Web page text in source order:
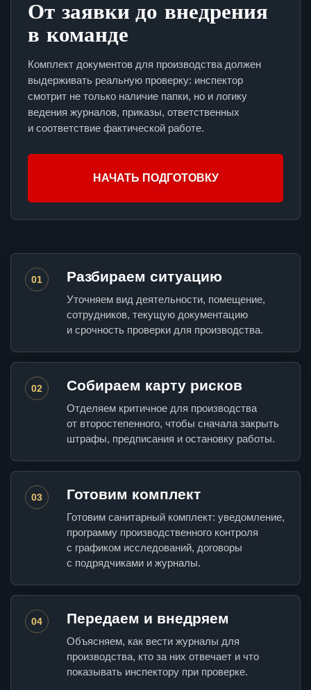
От заявки до внедрения
в команде
Комплект документов для производства должен
выдерживать реальную проверку: инспектор
смотрит не только наличие папки, но и логику
ведения журналов, приказы, ответственных
и соответствие фактической работе.
НАЧАТЬ ПОДГОТОВКУ
01 Разбираем ситуацию
Уточняем вид деятельности, помещение,
сотрудников, текущую документацию
и срочность проверки для производства.
02 Собираем карту рисков
Отделяем критичное для производства
от второстепенного, чтобы сначала закрыть
штрафы, предписания и остановку работы.
03 Готовим комплект
Готовим санитарный комплект: уведомление,
программу производственного контроля
с графиком исследований, договоры
с подрядчиками и журналы.
04 Передаем и внедряем
Объясняем, как вести журналы для
производства, кто за них отвечает и что
показывать инспектору при проверке.